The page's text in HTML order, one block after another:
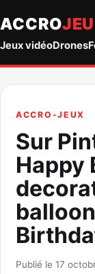
ACCRO
Jeux vidéoDrones
ACCRO-JEUX
Sur
Happy
Publié le 17